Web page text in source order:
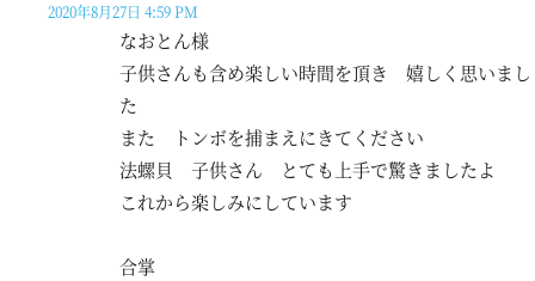
2020年8月27日 4:59 PM
なおとん様
子供さんも含め楽しい時間を頂き 嬉しく思いまし
た
また トンボを捕まえにきてください
法螺貝 子供さん とても上手で驚きましたよ
これから楽しみにしています
合掌